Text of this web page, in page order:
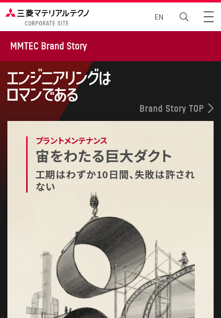
EN
Brand Story
企業情報
サステナビリティ
プラントメンテナンス
宙をわたる巨大ダクト
工期はわずか10日間、失敗は許され
ない